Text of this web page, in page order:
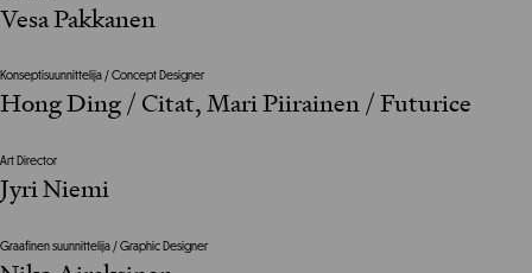
Vesa Pakkanen
Konseptisuunnittelija / Concept Designer
Hong Ding / Citat, Mari Piirainen / Futurice
Art Director
Jyri Niemi
Graafinen suunnittelija / Graphic Designer